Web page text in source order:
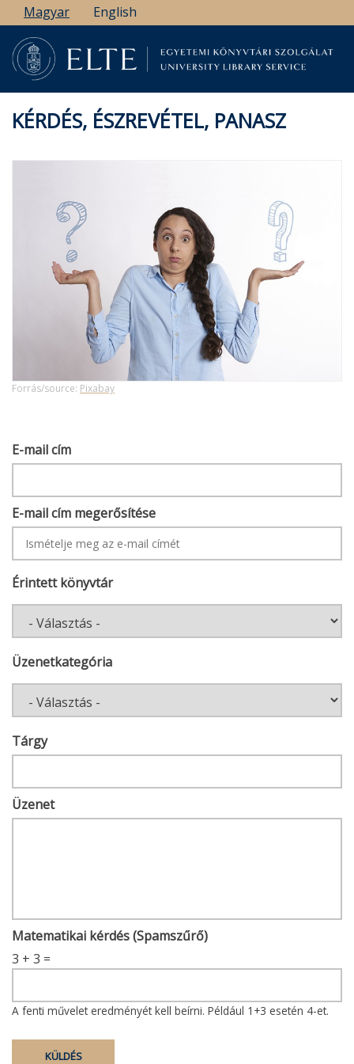
Ugrás
a
tartalomra
Magyar English
KÉRDÉS, ÉSZREVÉTEL, PANASZ
Forrás/source: Pixabay
E-
MAIL
E-mail cím
E-mail cím megerősítése
Érintett könyvtár
Üzenetkategória
Tárgy
Üzenet
Matematikai kérdés (Spamszűrő)
3 + 3 =
A fenti művelet eredményét kell beírni. Például 1+3 esetén 4-et.